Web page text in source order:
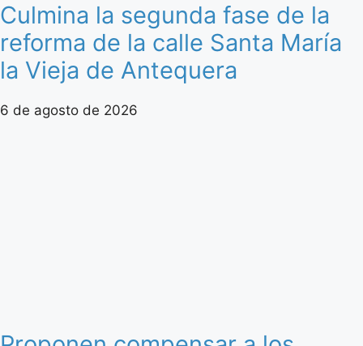
Culmina la segunda fase de la
reforma de la calle Santa María
la Vieja de Antequera
6 de agosto de 2026